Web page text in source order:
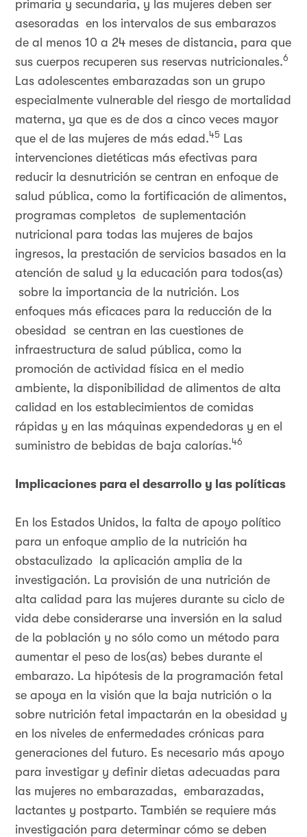
primaria y secundaria, y las mujeres deben ser
asesoradas en los intervalos de sus embarazos
de al menos 10 a 24 meses de distancia, para que
sus cuerpos recuperen sus reservas nutricionales.6
Las adolescentes embarazadas son un grupo
especialmente vulnerable del riesgo de mortalidad
materna, ya que es de dos a cinco veces mayor
que el de las mujeres de más edad.45 Las
intervenciones dietéticas más efectivas para
reducir la desnutrición se centran en enfoque de
salud pública, como la fortificación de alimentos,
programas completos de suplementación
nutricional para todas las mujeres de bajos
ingresos, la prestación de servicios basados en la
atención de salud y la educación para todos(as)
sobre la importancia de la nutrición. Los
enfoques más eficaces para la reducción de la
obesidad se centran en las cuestiones de
infraestructura de salud pública, como la
promoción de actividad física en el medio
ambiente, la disponibilidad de alimentos de alta
calidad en los establecimientos de comidas
rápidas y en las máquinas expendedoras y en el
suministro de bebidas de baja calorías.46
Implicaciones para el desarrollo y las políticas
En los Estados Unidos, la falta de apoyo político
para un enfoque amplio de la nutrición ha
obstaculizado la aplicación amplia de la
investigación. La provisión de una nutrición de
alta calidad para las mujeres durante su ciclo de
vida debe considerarse una inversión en la salud
de la población y no sólo como un método para
aumentar el peso de los(as) bebes durante el
embarazo. La hipótesis de la programación fetal
se apoya en la visión que la baja nutrición o la
sobre nutrición fetal impactarán en la obesidad y
en los niveles de enfermedades crónicas para
generaciones del futuro. Es necesario más apoyo
para investigar y definir dietas adecuadas para
las mujeres no embarazadas, embarazadas,
lactantes y postparto. También se requiere más
investigación para determinar cómo se deben